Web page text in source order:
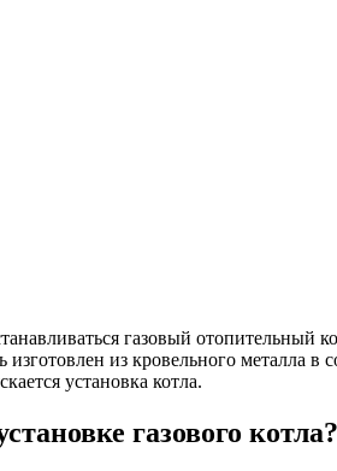
газовый
из кровельного металла
установка котла.
газового котла?